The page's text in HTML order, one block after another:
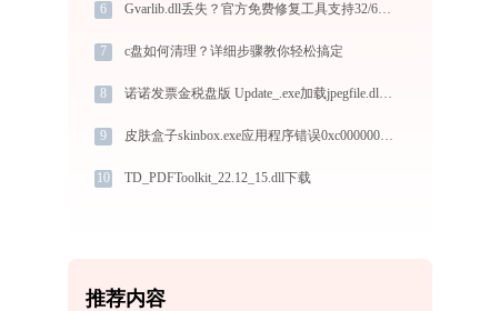
6 Gvarlib.dll丢失？官方免费修复工具支持32/64位一键修复
7 c盘如何清理？详细步骤教你轻松搞定
8 诺诺发票金税盘版 Update_.exe加载jpegfile.dll文件丢失处理办法
9 皮肤盒子skinbox.exe应用程序错误0xc0000005解决方法
10 TD_PDFToolkit_22.12_15.dll下载
推荐内容